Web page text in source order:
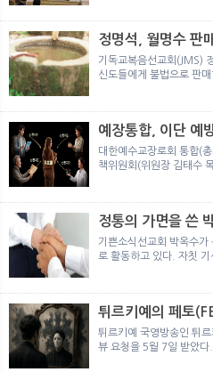
정명석, 월명수 판
기독교복음선교회(JMS)
신도들에게 불법으로 판
예장통합, 이단 예
대한예수교장로회 통합(
책위원회(위원장 김태수
정통의 가면을 쓴
기쁜소식선교회 박옥수가
로 활동하고 있다. 자칫 기
튀르키예의 페토
튀르키예 국영방송인 튀
뷰 요청을 5월 7일 받았다